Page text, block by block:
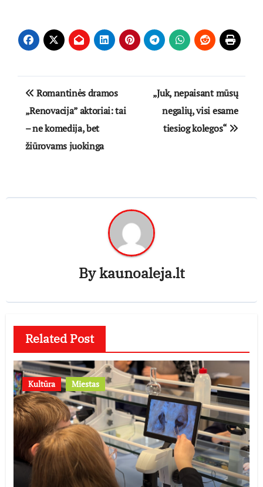
Navigacija
tarp
įrašų
Romantinės dramos
„Renovacija” aktoriai: tai
– ne komedija, bet
žiūrovams juokinga
„Juk, nepaisant mūsų
negalių, visi esame
tiesiog kolegos“
Bykaunoaleja.lt
Related Post
Kultūra Miestas